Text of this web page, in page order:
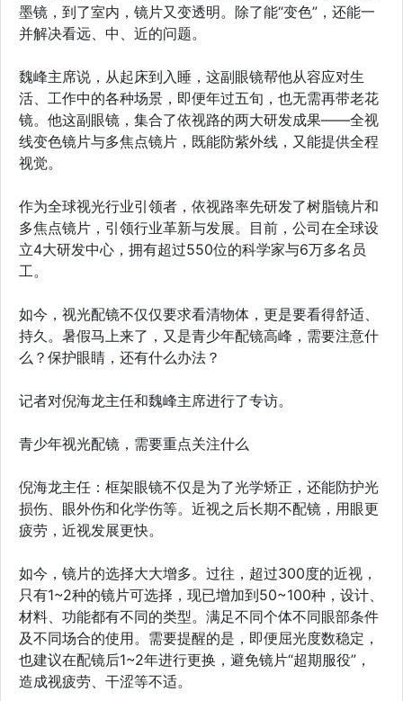
墨镜，到了室内，镜片又变透明。除了能“变色”，还能一
并解决看远、中、近的问题。
魏峰主席说，从起床到入睡，这副眼镜帮他从容应对生
活、工作中的各种场景，即便年过五旬，也无需再带老花
镜。他这副眼镜，集合了依视路的两大研发成果——全视
线变色镜片与多焦点镜片，既能防紫外线，又能提供全程
视觉。
作为全球视光行业引领者，依视路率先研发了树脂镜片和
多焦点镜片，引领行业革新与发展。目前，公司在全球设
立4大研发中心，拥有超过550位的科学家与6万多名员
工。
如今，视光配镜不仅仅要求看清物体，更是要看得舒适、
持久。暑假马上来了，又是青少年配镜高峰，需要注意什
么？保护眼睛，还有什么办法？
记者对倪海龙主任和魏峰主席进行了专访。
青少年视光配镜，需要重点关注什么
倪海龙主任：框架眼镜不仅是为了光学矫正，还能防护光
损伤、眼外伤和化学伤等。近视之后长期不配镜，用眼更
疲劳，近视发展更快。
如今，镜片的选择大大增多。过往，超过300度的近视，
只有1~2种的镜片可选择，现已增加到50~100种，设计、
材料、功能都有不同的类型。满足不同个体不同眼部条件
及不同场合的使用。需要提醒的是，即便屈光度数稳定，
也建议在配镜后1~2年进行更换，避免镜片“超期服役”，
造成视疲劳、干涩等不适。